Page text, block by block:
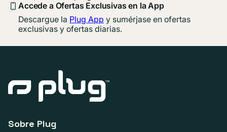
Accede a Ofertas Exclusivas en la App
Descargue la Plug App y sumérjase en ofertas
exclusivas y ofertas diarias.
Sobre Plug